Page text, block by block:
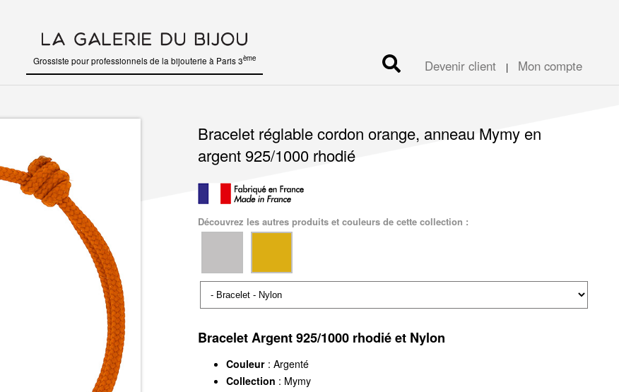
Devenir client | Mon compte
Grossiste pour professionnels de la bijouterie à Paris 3ème
Bracelet réglable cordon orange, anneau Mymy en
argent 925/1000 rhodié
Découvrez les autres produits et couleurs de cette collection :
Bracelet Argent 925/1000 rhodié et Nylon
Couleur: Argenté
Collection : Mymy